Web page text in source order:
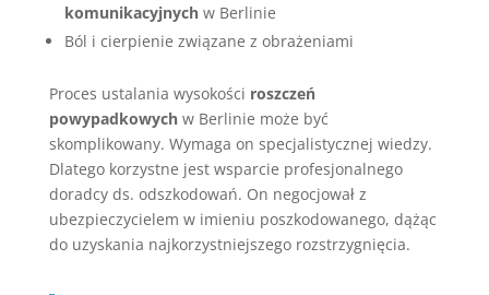
komunikacyjnychw Berlinie
Ból i cierpienie związane z obrażeniami
Proces ustalania wysokości roszczeń
powypadkowychw Berlinie może być
skomplikowany. Wymaga on specjalistycznej wiedzy.
Dlatego korzystne jest wsparcie profesjonalnego
doradcy ds. odszkodowań. On negocjował z
ubezpieczycielem w imieniu poszkodowanego, dążąc
do uzyskania najkorzystniejszego rozstrzygnięcia.